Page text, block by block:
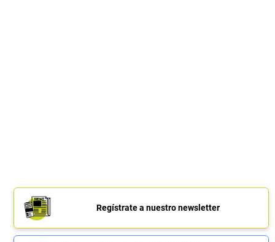
Regístrate a nuestro newsletter